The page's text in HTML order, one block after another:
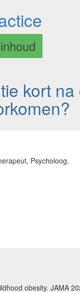
kort
Psycholoog,
obesity. JAMA